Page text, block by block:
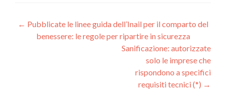
Navigazione
articoli
← Pubblicate le linee guida dell’Inail per il comparto del
benessere: le regole per ripartire in sicurezza
Sanificazione: autorizzate
solo le imprese che
rispondono a specifici
requisiti tecnici (*) →